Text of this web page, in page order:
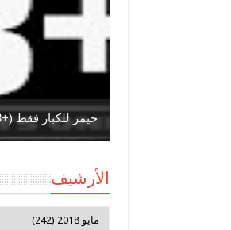
جيمز للكبار فقط (+18)
الأرشيف